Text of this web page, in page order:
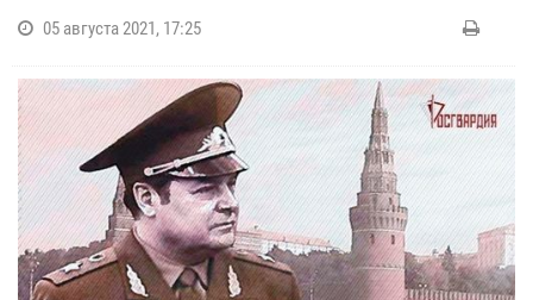
05 августа 2021, 17:25